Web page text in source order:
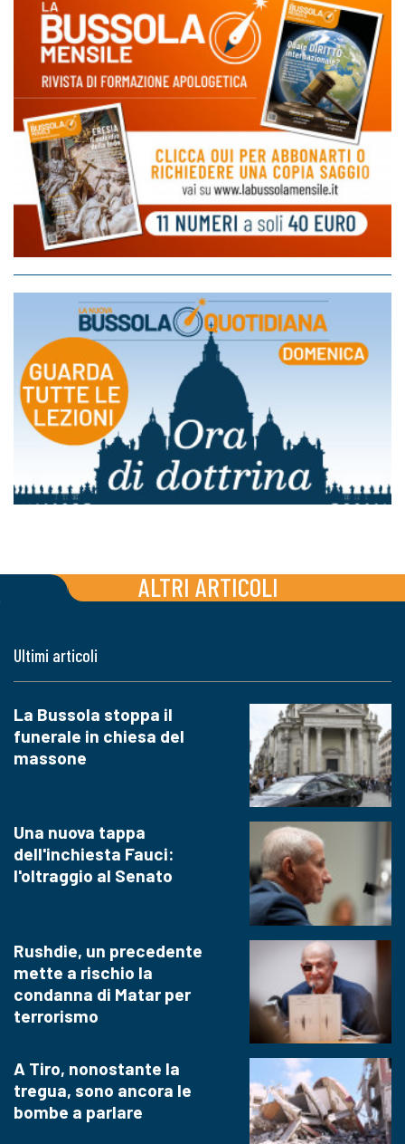
ALTRI ARTICOLI
Ultimi articoli
La Bussola stoppa il
funerale in chiesa del
massone
Una nuova tappa
dell'inchiesta Fauci:
l'oltraggio al Senato
Rushdie, un precedente
mette a rischio la
condanna di Matar per
terrorismo
A Tiro, nonostante la
tregua, sono ancora le
bombe a parlare